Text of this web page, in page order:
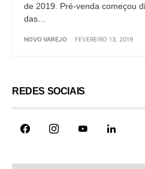
de 2019. Pré-venda começou
das…
NOVO VAREJO FEVEREIRO 13, 2019
REDES SOCIAIS